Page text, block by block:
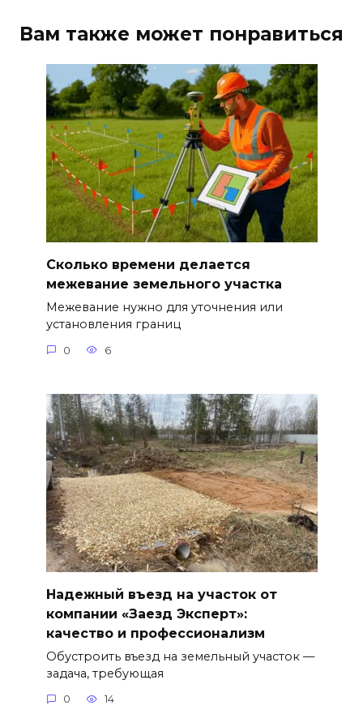
Вам также может понравиться
Сколько времени делается
межевание земельного участка
Межевание нужно для уточнения или
установления границ
0 6
Надежный въезд на участок от
компании «Заезд Эксперт»:
качество и профессионализм
Обустроить въезд на земельный участок —
задача, требующая
0 14